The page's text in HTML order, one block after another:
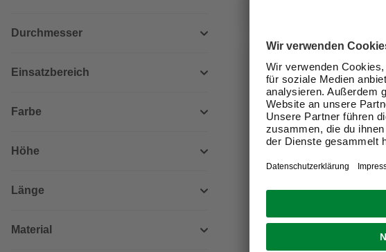
Durchmesser
Einsatzbereich
Farbe
Höhe
Länge
Material